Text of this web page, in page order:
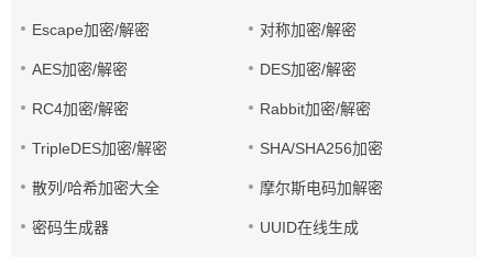
Escape加密/解密 对称加密/解密
AES加密/解密 DES加密/解密
RC4加密/解密 Rabbit加密/解密
TripleDES加密/解密 SHA/SHA256加密
散列/哈希加密大全 摩尔斯电码加解密
密码生成器 UUID在线生成